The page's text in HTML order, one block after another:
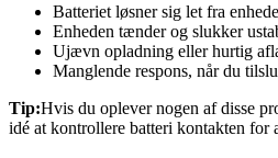
Batteriet løsner sig let fra
Enheden tænder og slukker
Ujævn opladning eller hurtig
Manglende respons, når du
Tip:Hvis du oplever nogen af disse
idé at kontrollere batteri kontakten for